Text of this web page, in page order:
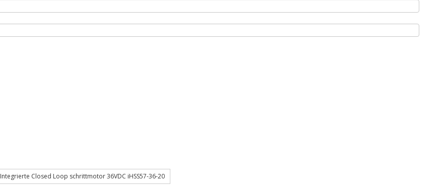
Integrierte Closed Loop schrittmotor 36VDC iHSS57-36-20